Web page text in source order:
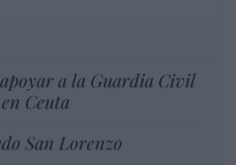
a la Guardia Civil
en Ceuta
San Lorenzo